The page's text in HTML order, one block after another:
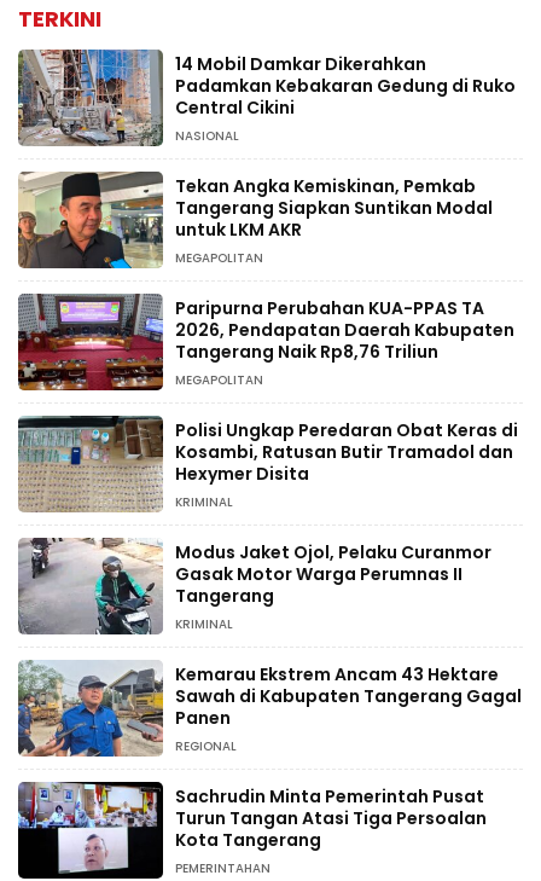
TERKINI
14 Mobil Damkar Dikerahkan
Padamkan Kebakaran Gedung di Ruko
Central Cikini
NASIONAL
Tekan Angka Kemiskinan, Pemkab
Tangerang Siapkan Suntikan Modal
untuk LKM AKR
MEGAPOLITAN
Paripurna Perubahan KUA-PPAS TA
2026, Pendapatan Daerah Kabupaten
Tangerang Naik Rp8,76 Triliun
MEGAPOLITAN
Polisi Ungkap Peredaran Obat Keras di
Kosambi, Ratusan Butir Tramadol dan
Hexymer Disita
KRIMINAL
Modus Jaket Ojol, Pelaku Curanmor
Gasak Motor Warga Perumnas II
Tangerang
KRIMINAL
Kemarau Ekstrem Ancam 43 Hektare
Sawah di Kabupaten Tangerang Gagal
Panen
REGIONAL
Sachrudin Minta Pemerintah Pusat
Turun Tangan Atasi Tiga Persoalan
Kota Tangerang
PEMERINTAHAN